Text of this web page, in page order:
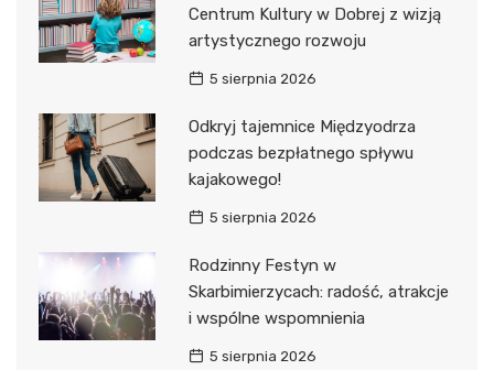
Centrum Kultury w Dobrej z wizją
artystycznego rozwoju
5 sierpnia 2026
Odkryj tajemnice Międzyodrza
podczas bezpłatnego spływu
kajakowego!
5 sierpnia 2026
Rodzinny Festyn w
Skarbimierzycach: radość, atrakcje
i wspólne wspomnienia
5 sierpnia 2026